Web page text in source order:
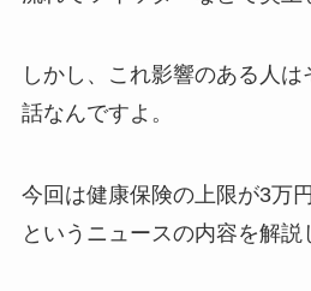
しかし、これ影響のある人
話なんですよ。
今回は健康保険の上限が3万
というニュースの内容を解説